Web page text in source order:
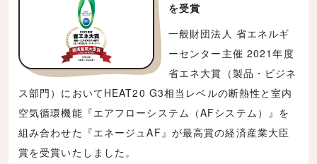
を受賞
一般財団法人 省エネルギ
ーセンター主催 2021年度
省エネ大賞（製品・ビジネ
ス部門）においてHEAT20 G3相当レベルの断熱性と室内
空気循環機能『エアフローシステム（AFシステム）』を
組み合わせた『エネージュAF』が最高賞の経済産業大臣
賞を受賞いたしました。